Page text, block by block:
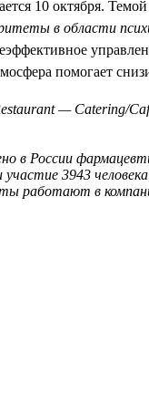
10 октября.
в области
помогает
— Catering/
в России
3943
работают в